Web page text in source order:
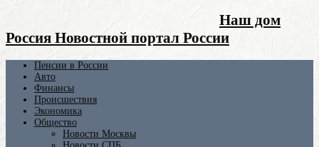
Наш дом
Россия Новостной портал России
Пенсии в России
Авто
Финансы
Происшествия
Экономика
Общество
Новости Москвы